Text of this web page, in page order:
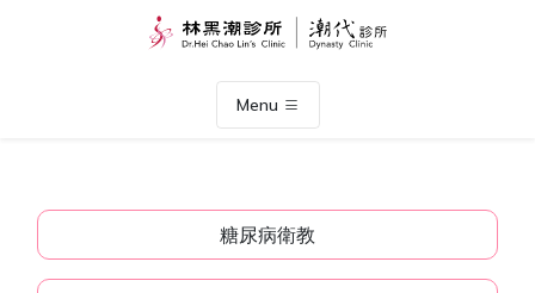
Menu
糖尿病衛教